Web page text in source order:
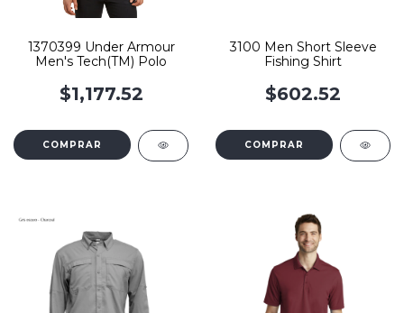
1370399 Under Armour
Men's Tech(TM) Polo
$1,177.52
COMPRAR
3100 Men Short Sleeve
Fishing Shirt
$602.52
COMPRAR